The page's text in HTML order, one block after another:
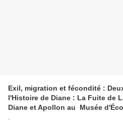
Exil, migration et fécondité :
l'Histoire de Diane : La Fuite de
Diane et Apollon au Musée